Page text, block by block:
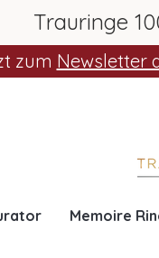
Trauringe
zum Newsletter
Memoire